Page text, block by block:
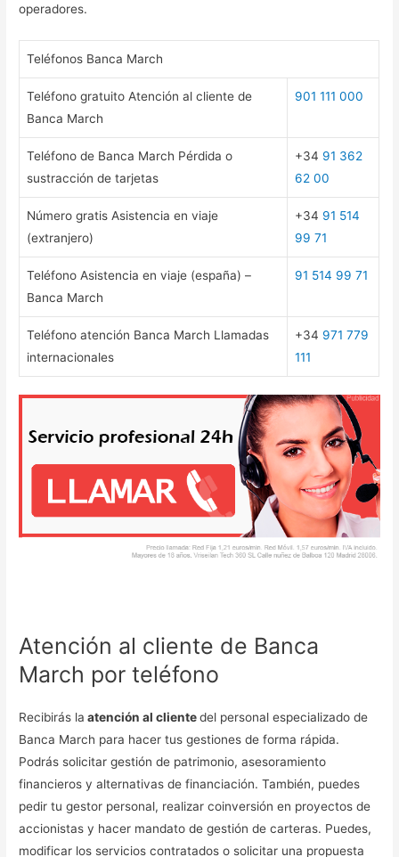
operadores.
Teléfonos Banca March
Teléfono gratuito Atención al cliente de
Banca March
901 111 000
Teléfono de Banca March Pérdida o
sustracción de tarjetas
+34 91 362
62 00
Número gratis Asistencia en viaje
(extranjero)
+34 91 514
99 71
Teléfono Asistencia en viaje (españa) –
Banca March
91 514 99 71
Teléfono atención Banca March Llamadas
internacionales
+34 971 779
111
Atención al cliente de Banca
March por teléfono
Recibirás la atención al clientedel personal especializado de
Banca March para hacer tus gestiones de forma rápida.
Podrás solicitar gestión de patrimonio, asesoramiento
financieros y alternativas de financiación. También, puedes
pedir tu gestor personal, realizar coinversión en proyectos de
accionistas y hacer mandato de gestión de carteras. Puedes,
modificar los servicios contratados o solicitar una propuesta